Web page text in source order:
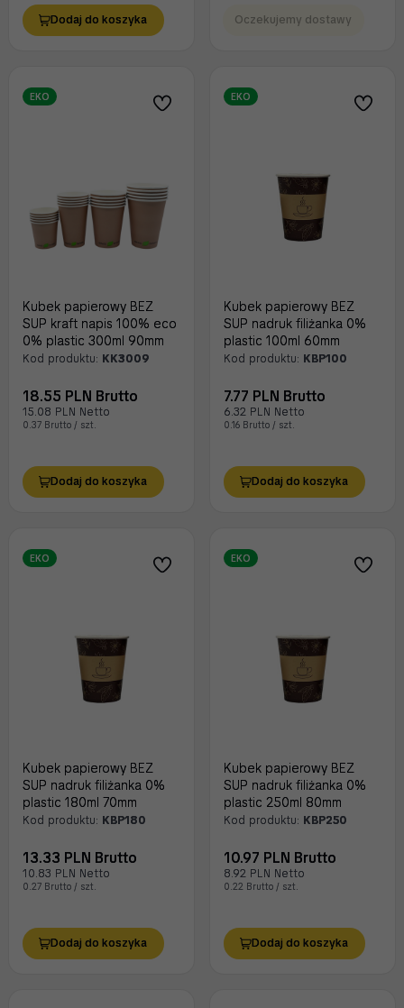
Dodaj do koszyka Oczekujemy dostawy
EKO
Kubek papierowy BEZ
SUP kraft napis 100% eco
0% plastic 300ml 90mm
Kod produktu: KK3009
18.55 PLN Brutto
15.08 PLN Netto
0.37 Brutto / szt.
Dodaj do koszyka
EKO
Kubek papierowy BEZ
SUP nadruk filiżanka 0%
plastic 100ml 60mm
Kod produktu: KBP100
7.77 PLN Brutto
6.32 PLN Netto
0.16 Brutto / szt.
Dodaj do koszyka
EKO
Kubek papierowy BEZ
SUP nadruk filiżanka 0%
plastic 180ml 70mm
Kod produktu: KBP180
13.33 PLN Brutto
10.83 PLN Netto
0.27 Brutto / szt.
Dodaj do koszyka
EKO
Kubek papierowy BEZ
SUP nadruk filiżanka 0%
plastic 250ml 80mm
Kod produktu: KBP250
10.97 PLN Brutto
8.92 PLN Netto
0.22 Brutto / szt.
Dodaj do koszyka